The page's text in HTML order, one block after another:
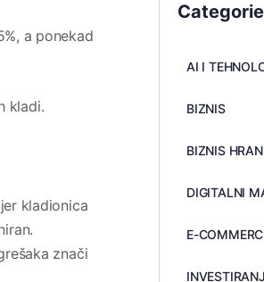
a ponekad
kladi.
kladionica
znači
AI I
BIZNIS
BIZNIS
DIGITALNI
E-